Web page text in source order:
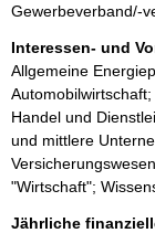
Gewerbeverband/-
Interessen- und
Allgemeine
Handel und
und mittlere
"Wirtschaft";
Jährliche